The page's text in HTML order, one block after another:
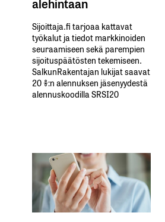
Sijoittaja.fi tarjoaa kattavat
työkalut ja tiedot markkinoiden
seuraamiseen sekä parempien
sijoituspäätösten tekemiseen.
SalkunRakentajan lukijat saavat
20 %:n alennuksen jäsenyydestä
alennuskoodilla SRSI20